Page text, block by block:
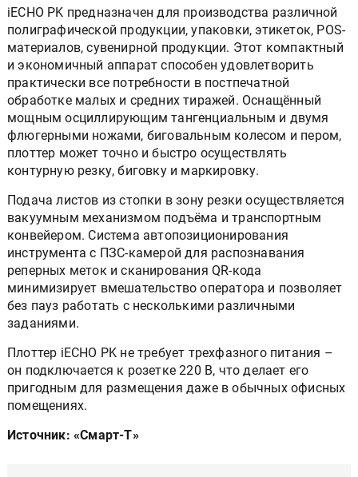
iECHO PK предназначен для производства различной
полиграфической продукции, упаковки, этикеток, POS-
материалов, сувенирной продукции. Этот компактный
и экономичный аппарат способен удовлетворить
практически все потребности в постпечатной
обработке малых и средних тиражей. Оснащённый
мощным осциллирующим тангенциальным и двумя
флюгерными ножами, биговальным колесом и пером,
плоттер может точно и быстро осуществлять
контурную резку, биговку и маркировку.
Подача листов из стопки в зону резки осуществляется
вакуумным механизмом подъёма и транспортным
конвейером. Система автопозиционирования
инструмента с ПЗС-камерой для распознавания
реперных меток и сканирования QR-кода
минимизирует вмешательство оператора и позволяет
без пауз работать с несколькими различными
заданиями.
Плоттер iECHO PK не требует трехфазного питания –
он подключается к розетке 220 В, что делает его
пригодным для размещения даже в обычных офисных
помещениях.
Источник: «Смарт-Т»